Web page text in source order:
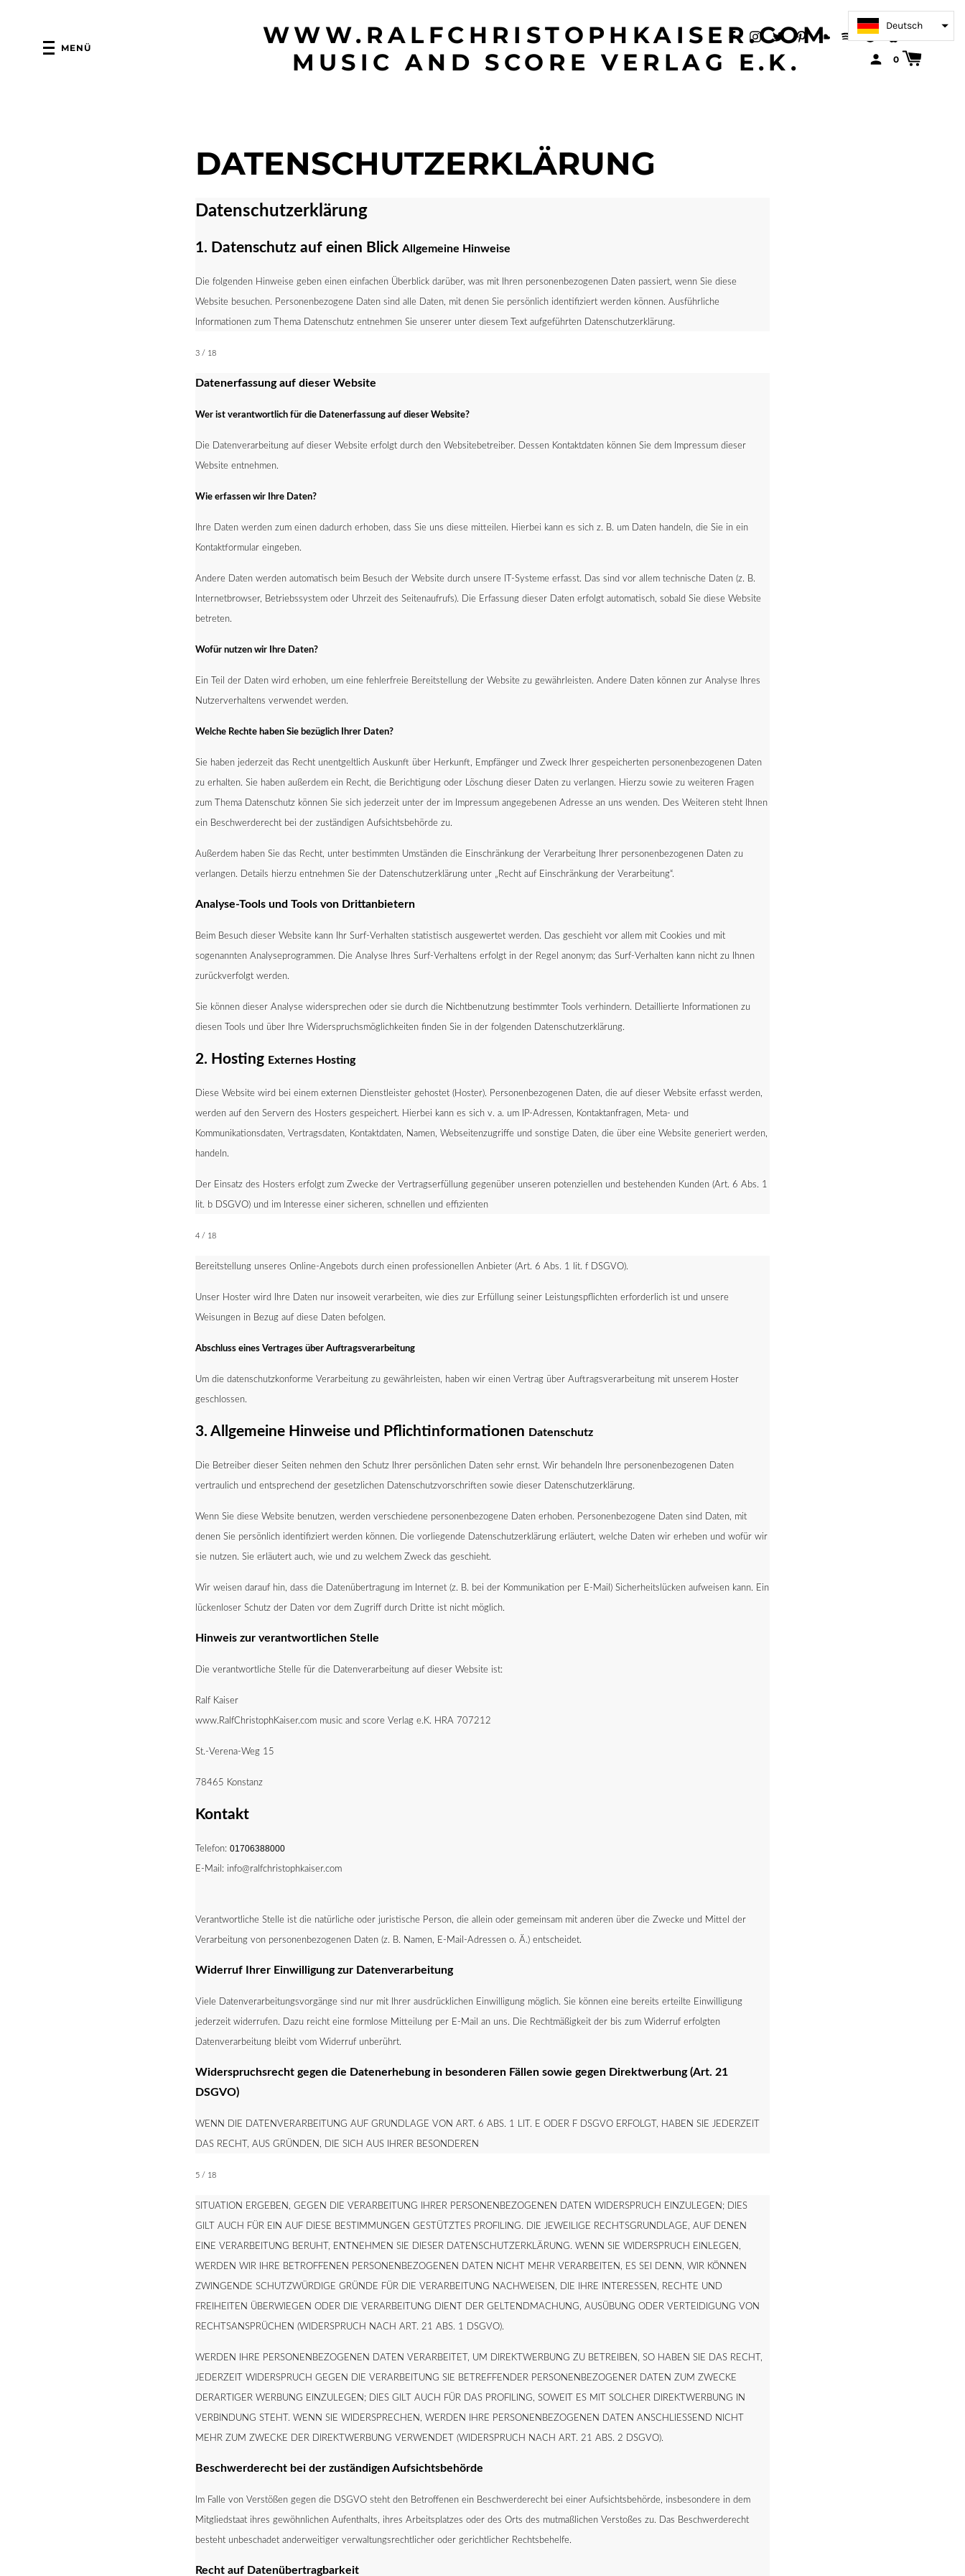
MENÜ
WWW.RALFCHRISTOPHKAISER.COM
MUSIC AND SCORE VERLAG E.K.
0
DATENSCHUTZERKLÄRUNG
Datenschutzerklärung
1. Datenschutz auf einen BlickAllgemeine Hinweise
Die folgenden Hinweise geben einen einfachen Überblick darüber, was mit Ihren personenbezogenen Daten passiert, wenn Sie diese
Website besuchen. Personenbezogene Daten sind alle Daten, mit denen Sie persönlich identifiziert werden können. Ausführliche
Informationen zum Thema Datenschutz entnehmen Sie unserer unter diesem Text aufgeführten Datenschutzerklärung.
3 / 18
Datenerfassung auf dieser Website
Wer ist verantwortlich für die Datenerfassung auf dieser Website?
Die Datenverarbeitung auf dieser Website erfolgt durch den Websitebetreiber. Dessen Kontaktdaten können Sie dem Impressum dieser
Website entnehmen.
Wie erfassen wir Ihre Daten?
Ihre Daten werden zum einen dadurch erhoben, dass Sie uns diese mitteilen. Hierbei kann es sich z. B. um Daten handeln, die Sie in ein
Kontaktformular eingeben.
Andere Daten werden automatisch beim Besuch der Website durch unsere IT-Systeme erfasst. Das sind vor allem technische Daten (z. B.
Internetbrowser, Betriebssystem oder Uhrzeit des Seitenaufrufs). Die Erfassung dieser Daten erfolgt automatisch, sobald Sie diese Website
betreten.
Wofür nutzen wir Ihre Daten?
Ein Teil der Daten wird erhoben, um eine fehlerfreie Bereitstellung der Website zu gewährleisten. Andere Daten können zur Analyse Ihres
Nutzerverhaltens verwendet werden.
Welche Rechte haben Sie bezüglich Ihrer Daten?
Sie haben jederzeit das Recht unentgeltlich Auskunft über Herkunft, Empfänger und Zweck Ihrer gespeicherten personenbezogenen Daten
zu erhalten. Sie haben außerdem ein Recht, die Berichtigung oder Löschung dieser Daten zu verlangen. Hierzu sowie zu weiteren Fragen
zum Thema Datenschutz können Sie sich jederzeit unter der im Impressum angegebenen Adresse an uns wenden. Des Weiteren steht Ihnen
ein Beschwerderecht bei der zuständigen Aufsichtsbehörde zu.
Außerdem haben Sie das Recht, unter bestimmten Umständen die Einschränkung der Verarbeitung Ihrer personenbezogenen Daten zu
verlangen. Details hierzu entnehmen Sie der Datenschutzerklärung unter „Recht auf Einschränkung der Verarbeitung“.
Analyse-Tools und Tools von Drittanbietern
Beim Besuch dieser Website kann Ihr Surf-Verhalten statistisch ausgewertet werden. Das geschieht vor allem mit Cookies und mit
sogenannten Analyseprogrammen. Die Analyse Ihres Surf-Verhaltens erfolgt in der Regel anonym; das Surf-Verhalten kann nicht zu Ihnen
zurückverfolgt werden.
Sie können dieser Analyse widersprechen oder sie durch die Nichtbenutzung bestimmter Tools verhindern. Detaillierte Informationen zu
diesen Tools und über Ihre Widerspruchsmöglichkeiten finden Sie in der folgenden Datenschutzerklärung.
2. Hosting Externes Hosting
Diese Website wird bei einem externen Dienstleister gehostet (Hoster). Personenbezogenen Daten, die auf dieser Website erfasst werden,
werden auf den Servern des Hosters gespeichert. Hierbei kann es sich v. a. um IP-Adressen, Kontaktanfragen, Meta- und
Kommunikationsdaten, Vertragsdaten, Kontaktdaten, Namen, Webseitenzugriffe und sonstige Daten, die über eine Website generiert werden,
handeln.
Der Einsatz des Hosters erfolgt zum Zwecke der Vertragserfüllung gegenüber unseren potenziellen und bestehenden Kunden (Art. 6 Abs. 1
lit. b DSGVO) und im Interesse einer sicheren, schnellen und effizienten
4 / 18
Bereitstellung unseres Online-Angebots durch einen professionellen Anbieter (Art. 6 Abs. 1 lit. f DSGVO).
Unser Hoster wird Ihre Daten nur insoweit verarbeiten, wie dies zur Erfüllung seiner Leistungspflichten erforderlich ist und unsere
Weisungen in Bezug auf diese Daten befolgen.
Abschluss eines Vertrages über Auftragsverarbeitung
Um die datenschutzkonforme Verarbeitung zu gewährleisten, haben wir einen Vertrag über Auftragsverarbeitung mit unserem Hoster
geschlossen.
3. Allgemeine Hinweise und Pflichtinformationen Datenschutz
Die Betreiber dieser Seiten nehmen den Schutz Ihrer persönlichen Daten sehr ernst. Wir behandeln Ihre personenbezogenen Daten
vertraulich und entsprechend der gesetzlichen Datenschutzvorschriften sowie dieser Datenschutzerklärung.
Wenn Sie diese Website benutzen, werden verschiedene personenbezogene Daten erhoben. Personenbezogene Daten sind Daten, mit
denen Sie persönlich identifiziert werden können. Die vorliegende Datenschutzerklärung erläutert, welche Daten wir erheben und wofür wir
sie nutzen. Sie erläutert auch, wie und zu welchem Zweck das geschieht.
Wir weisen darauf hin, dass die Datenübertragung im Internet (z. B. bei der Kommunikation per E-Mail) Sicherheitslücken aufweisen kann. Ein
lückenloser Schutz der Daten vor dem Zugriff durch Dritte ist nicht möglich.
Hinweis zur verantwortlichen Stelle
Die verantwortliche Stelle für die Datenverarbeitung auf dieser Website ist:
Ralf Kaiser
www.RalfChristophKaiser.com music and score Verlag e.K. HRA 707212
St.-Verena-Weg 15
78465 Konstanz
Kontakt
Telefon:01706388000
E-Mail: info@ralfchristophkaiser.com
Verantwortliche Stelle ist die natürliche oder juristische Person, die allein oder gemeinsam mit anderen über die Zwecke und Mittel der
Verarbeitung von personenbezogenen Daten (z. B. Namen, E-Mail-Adressen o. Ä.) entscheidet.
Widerruf Ihrer Einwilligung zur Datenverarbeitung
Viele Datenverarbeitungsvorgänge sind nur mit Ihrer ausdrücklichen Einwilligung möglich. Sie können eine bereits erteilte Einwilligung
jederzeit widerrufen. Dazu reicht eine formlose Mitteilung per E-Mail an uns. Die Rechtmäßigkeit der bis zum Widerruf erfolgten
Datenverarbeitung bleibt vom Widerruf unberührt.
Widerspruchsrecht gegen die Datenerhebung in besonderen Fällen sowie gegen Direktwerbung (Art. 21
DSGVO)
WENN DIE DATENVERARBEITUNG AUF GRUNDLAGE VON ART. 6 ABS. 1 LIT. E ODER F DSGVO ERFOLGT, HABEN SIE JEDERZEIT
DAS RECHT, AUS GRÜNDEN, DIE SICH AUS IHRER BESONDEREN
5 / 18
SITUATION ERGEBEN, GEGEN DIE VERARBEITUNG IHRER PERSONENBEZOGENEN DATEN WIDERSPRUCH EINZULEGEN; DIES
GILT AUCH FÜR EIN AUF DIESE BESTIMMUNGEN GESTÜTZTES PROFILING. DIE JEWEILIGE RECHTSGRUNDLAGE, AUF DENEN
EINE VERARBEITUNG BERUHT, ENTNEHMEN SIE DIESER DATENSCHUTZERKLÄRUNG. WENN SIE WIDERSPRUCH EINLEGEN,
WERDEN WIR IHRE BETROFFENEN PERSONENBEZOGENEN DATEN NICHT MEHR VERARBEITEN, ES SEI DENN, WIR KÖNNEN
ZWINGENDE SCHUTZWÜRDIGE GRÜNDE FÜR DIE VERARBEITUNG NACHWEISEN, DIE IHRE INTERESSEN, RECHTE UND
FREIHEITEN ÜBERWIEGEN ODER DIE VERARBEITUNG DIENT DER GELTENDMACHUNG, AUSÜBUNG ODER VERTEIDIGUNG VON
RECHTSANSPRÜCHEN (WIDERSPRUCH NACH ART. 21 ABS. 1 DSGVO).
WERDEN IHRE PERSONENBEZOGENEN DATEN VERARBEITET, UM DIREKTWERBUNG ZU BETREIBEN, SO HABEN SIE DAS RECHT,
JEDERZEIT WIDERSPRUCH GEGEN DIE VERARBEITUNG SIE BETREFFENDER PERSONENBEZOGENER DATEN ZUM ZWECKE
DERARTIGER WERBUNG EINZULEGEN; DIES GILT AUCH FÜR DAS PROFILING, SOWEIT ES MIT SOLCHER DIREKTWERBUNG IN
VERBINDUNG STEHT. WENN SIE WIDERSPRECHEN, WERDEN IHRE PERSONENBEZOGENEN DATEN ANSCHLIESSEND NICHT
MEHR ZUM ZWECKE DER DIREKTWERBUNG VERWENDET (WIDERSPRUCH NACH ART. 21 ABS. 2 DSGVO).
Beschwerderecht bei der zuständigen Aufsichtsbehörde
Im Falle von Verstößen gegen die DSGVO steht den Betroffenen ein Beschwerderecht bei einer Aufsichtsbehörde, insbesondere in dem
Mitgliedstaat ihres gewöhnlichen Aufenthalts, ihres Arbeitsplatzes oder des Orts des mutmaßlichen Verstoßes zu. Das Beschwerderecht
besteht unbeschadet anderweitiger verwaltungsrechtlicher oder gerichtlicher Rechtsbehelfe.
Recht auf Datenübertragbarkeit
Deutsch